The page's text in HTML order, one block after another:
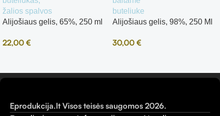
Alijošiaus gelis, 65%, 250 ml
22,00 €
Alijošiaus gelis, 98%, 250 Ml
30,00 €
Eprodukcija.lt Visos teisės saugomos 2026.